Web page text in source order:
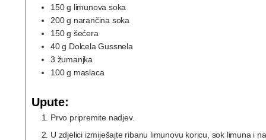
150 g limunova soka
200 g narančina soka
150 g šećera
40 g Dolcela Gussnela
3 žumanjka
100 g maslaca
Upute:
Prvo pripremite nadjev.
U zdjelici izmiješajte ribanu limunovu koricu, sok limuna i